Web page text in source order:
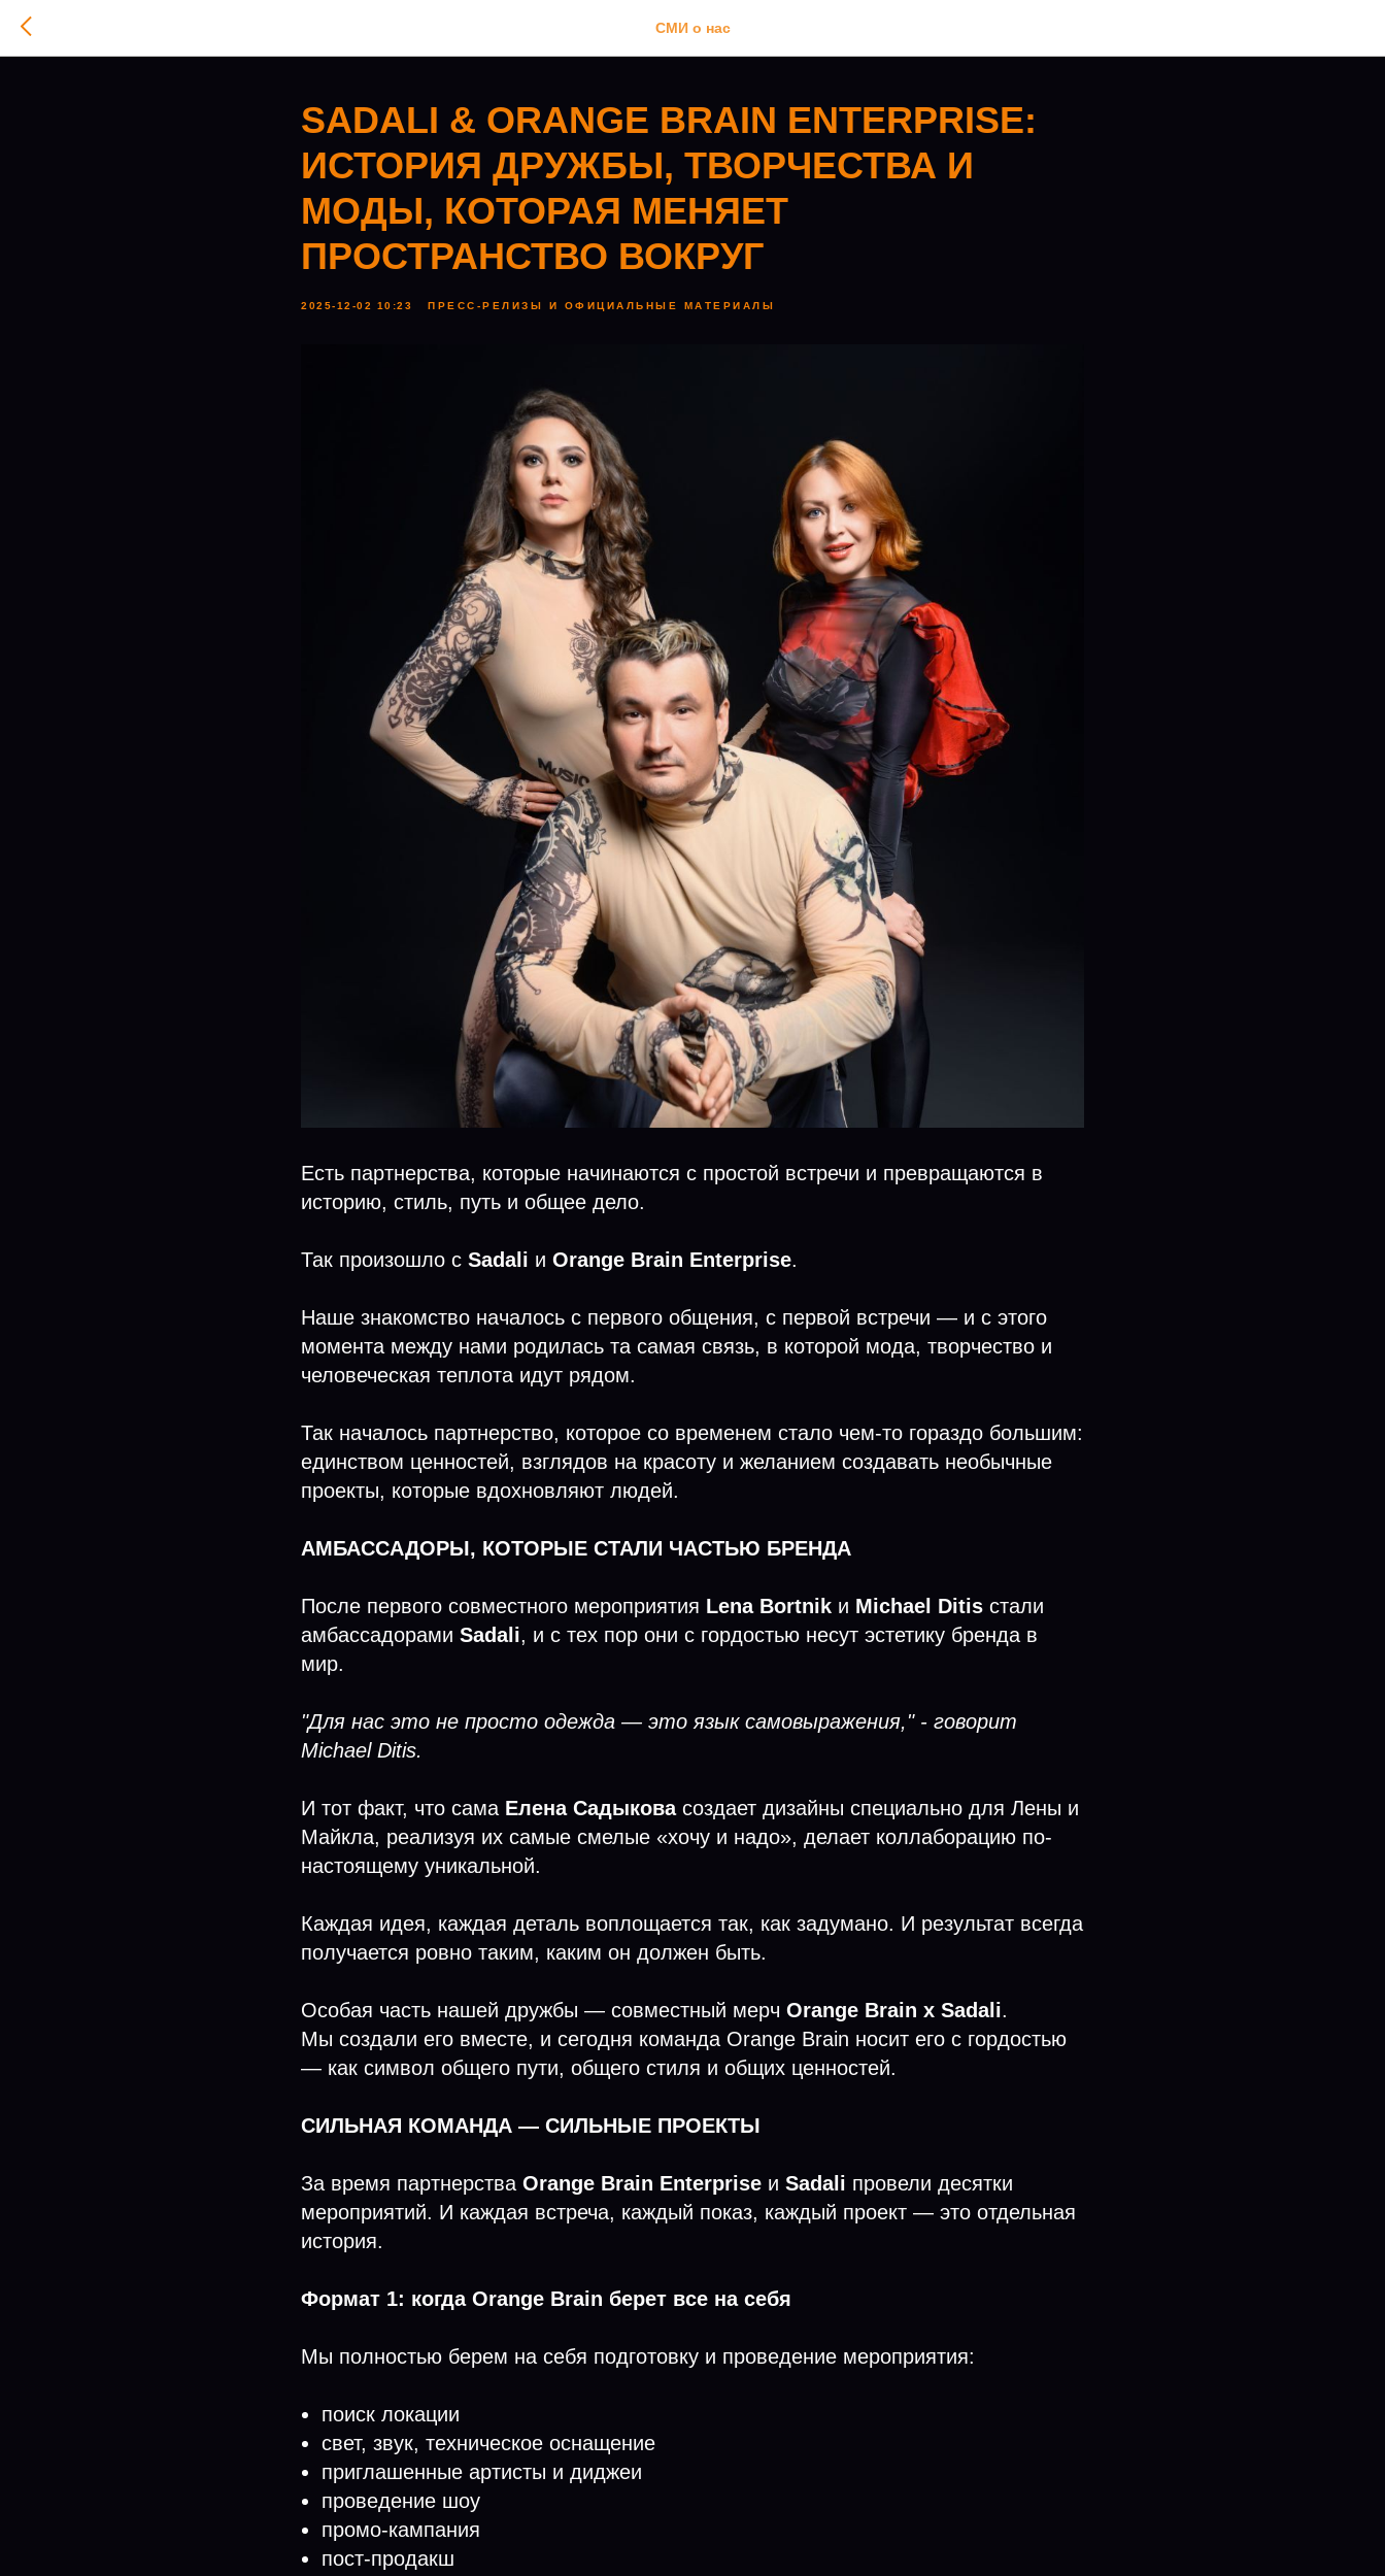
СМИ о нас
SADALI & ORANGE BRAIN ENTERPRISE:
ИСТОРИЯ ДРУЖБЫ, ТВОРЧЕСТВА И
МОДЫ, КОТОРАЯ МЕНЯЕТ
ПРОСТРАНСТВО ВОКРУГ
2025-12-02 10:23 ПРЕСС-РЕЛИЗЫ И ОФИЦИАЛЬНЫЕ МАТЕРИАЛЫ
Есть партнерства, которые начинаются с простой встречи и превращаются в
историю, стиль, путь и общее дело.
Так произошло с Sadali и Orange Brain Enterprise.
Наше знакомство началось с первого общения, с первой встречи — и с этого
момента между нами родилась та самая связь, в которой мода, творчество и
человеческая теплота идут рядом.
Так началось партнерство, которое со временем стало чем-то гораздо большим:
единством ценностей, взглядов на красоту и желанием создавать необычные
проекты, которые вдохновляют людей.
АМБАССАДОРЫ, КОТОРЫЕ СТАЛИ ЧАСТЬЮ БРЕНДА
После первого совместного мероприятия Lena Bortnik и Michael Ditis стали
амбассадорами Sadali, и с тех пор они с гордостью несут эстетику бренда в
мир.
"Для нас это не просто одежда — это язык самовыражения," - говорит
Michael Ditis.
И тот факт, что сама Елена Садыковасоздает дизайны специально для Лены и
Майкла, реализуя их самые смелые «хочу и надо», делает коллаборацию по-
настоящему уникальной.
Каждая идея, каждая деталь воплощается так, как задумано. И результат всегда
получается ровно таким, каким он должен быть.
Особая часть нашей дружбы — совместный мерч Orange Brain x Sadali.
Мы создали его вместе, и сегодня команда Orange Brain носит его с гордостью
— как символ общего пути, общего стиля и общих ценностей.
СИЛЬНАЯ КОМАНДА — СИЛЬНЫЕ ПРОЕКТЫ
За время партнерства Orange Brain Enterprise и Sadali провели десятки
мероприятий. И каждая встреча, каждый показ, каждый проект — это отдельная
история.
Формат 1: когда Orange Brain берет все на себя
Мы полностью берем на себя подготовку и проведение мероприятия:
поиск локации
свет, звук, техническое оснащение
приглашенные артисты и диджеи
проведение шоу
промо-кампания
пост-продакш